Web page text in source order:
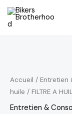
Aller
Accueil / Entretien
huile / FILTRE A
Entretien &
FILTRE
A
HUILE